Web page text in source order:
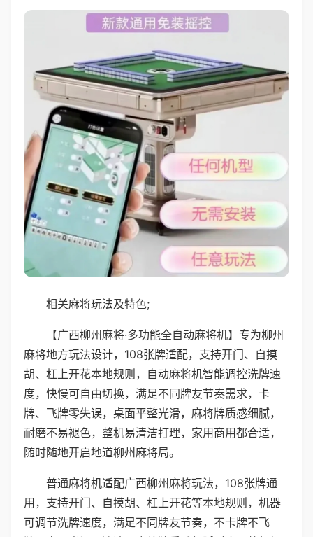
相关麻将玩法及特色;
【广西柳州麻将·多功能全自动麻将机】专为柳州
麻将地方玩法设计，108张牌适配，支持开门、自摸
胡、杠上开花本地规则，自动麻将机智能调控洗牌速
度，快慢可自由切换，满足不同牌友节奏需求，卡
牌、飞牌零失误，桌面平整光滑，麻将牌质感细腻，
耐磨不易褪色，整机易清洁打理，家用商用都合适，
随时随地开启地道柳州麻将局。
普通麻将机适配广西柳州麻将玩法，108张牌通
用，支持开门、自摸胡、杠上开花等本地规则，机器
可调节洗牌速度，满足不同牌友节奏，不卡牌不飞